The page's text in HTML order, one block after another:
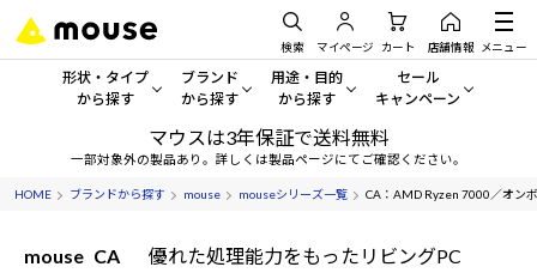
検索 マイページ カート 店舗情報 メニュー
形状・タイプ
から探す
形状・タイプから探す をすべてみる
デスクトップPC
ノートPC
ブランド
から探す
mouse
G TUNE
NEXTGEAR
用途・目的
から探す
一般向けパソコン
ゲーミングPC・ゲーム向けパソコン
クリエイティブ向け
セール
キャンペーン
セール・キャンペー
期間限定セール
マウスは3年保証で送料無料
一部対象外の製品あり。詳しくは製品ページにてご確認ください。
HOME ブランドから探す mouse mouseシリーズ一覧 CA：AMD Ryzen 7000／オン
mouse CA 優れた処理能力をもったリビングPC